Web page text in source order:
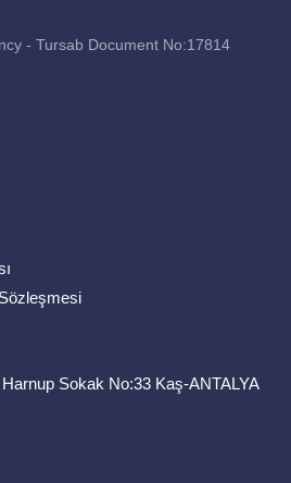
- Tursab Document No:17814
Sokak No:33 Kaş-ANTALYA